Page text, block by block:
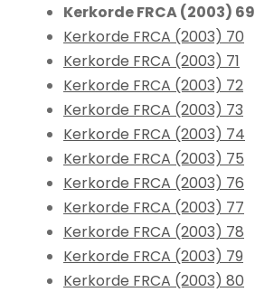
Kerkorde FRCA (2003) 69
Kerkorde FRCA (2003) 70
Kerkorde FRCA (2003) 71
Kerkorde FRCA (2003) 72
Kerkorde FRCA (2003) 73
Kerkorde FRCA (2003) 74
Kerkorde FRCA (2003) 75
Kerkorde FRCA (2003) 76
Kerkorde FRCA (2003) 77
Kerkorde FRCA (2003) 78
Kerkorde FRCA (2003) 79
Kerkorde FRCA (2003) 80